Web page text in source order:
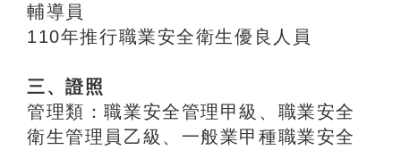
輔導員
110年推行職業安全衛生優良人員
三、證照
管理類：職業安全管理甲級、職業安全
衛生管理員乙級、一般業甲種職業安全